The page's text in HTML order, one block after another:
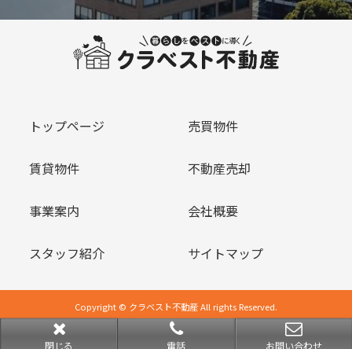
閉じる 電話 お問い合わせ
トップページ 売買物件
賃貸物件 不動産売却
事業案内 会社概要
スタッフ紹介 サイトマップ
Copyright © クラベスト不動産 All rights Reserved.
powered by 不動産クラウドオフィス